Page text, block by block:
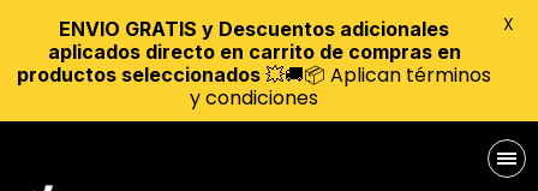
ENVIO GRATIS y Descuentos adicionales
aplicados directo en carrito de compras en
productos seleccionados 💥🚚📦 Aplican términos
y condiciones
X